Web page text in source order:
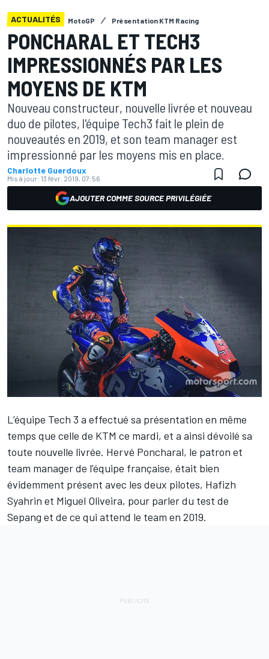
ACTUALITÉS MotoGP Présentation KTM Racing
PONCHARAL ET TECH3
IMPRESSIONNÉS PAR LES
MOYENS DE KTM
Nouveau constructeur, nouvelle livrée et nouveau
duo de pilotes, l'équipe Tech3 fait le plein de
nouveautés en 2019, et son team manager est
impressionné par les moyens mis en place.
Charlotte Guerdoux
Mis à jour: 13 févr. 2019, 07:56
AJOUTER COMME SOURCE PRIVILÉGIÉE
L’équipe Tech 3 a effectué sa présentation en même
temps que celle de KTM ce mardi, et a ainsi dévoilé sa
toute nouvelle livrée. Hervé Poncharal, le patron et
team manager de l’équipe française, était bien
évidemment présent avec les deux pilotes, Hafizh
Syahrin et Miguel Oliveira, pour parler du test de
Sepang et de ce qui attend le team en 2019.